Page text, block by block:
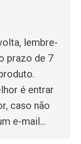
lembre-
prazo de 7
é entrar
caso não
e-mail…